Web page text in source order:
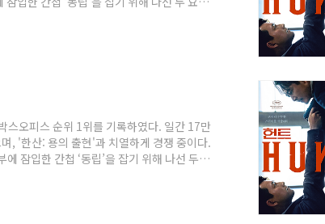
만 명을 향해 달리는 중이다. ‘범죄도시
스오피스 순위 1위를 기록하였다. 일간 17만
, '한산: 용의 출현'과 치열하게 경쟁 중이다.
잠입한 간첩 ‘동립’을 잡기 위해 나선 두 요
600만명을 향해 달리는 중이다. ‘범죄도시